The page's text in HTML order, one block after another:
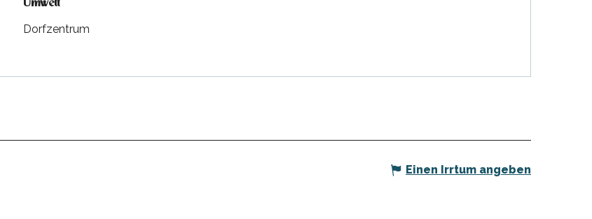
Umwelt
Umwelt
Dorfzentrum
Einen Irrtum angeben